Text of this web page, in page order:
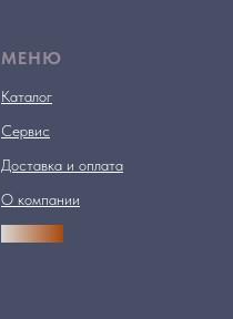
МЕНЮ
Каталог
Сервис
Доставка и оплата
О компании